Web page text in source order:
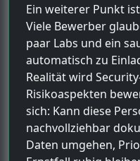
Ein weiterer Punkt
Viele Bewerber
paar Labs und ein
automatisch zu
Realität wird
Risikoaspekten
sich: Kann diese
nachvollziehbar
Daten umgehen,